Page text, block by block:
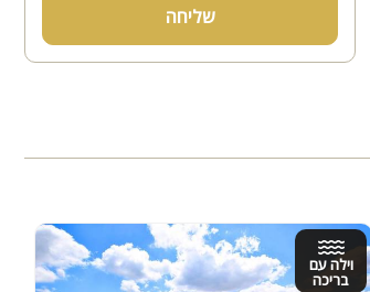
שליחה
וילה עם
בריכה